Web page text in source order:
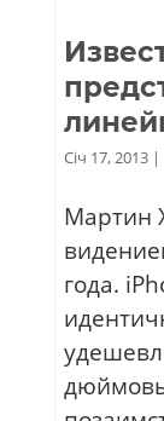
Січ 17, 2013|
Мартин
года.